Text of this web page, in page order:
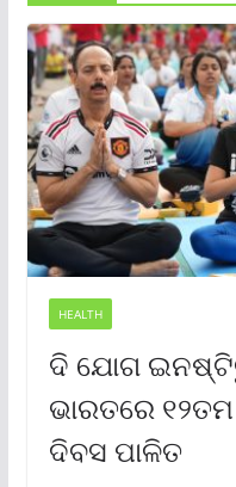
HEALTH
ଦି ଯୋଗ
ଭାରତରେ
ଦିବସ ପାଳିତ